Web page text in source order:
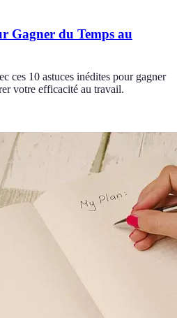
Gagner du Temps au
ces 10 astuces inédites pour gagner
votre efficacité au travail.